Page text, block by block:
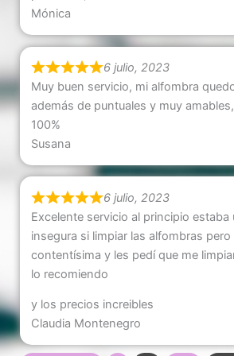
Mónica
6 julio, 2023
Muy buen servicio, mi alfombra
además de puntuales y muy
100%
Susana
6 julio, 2023
Excelente servicio al principio estaba
insegura si limpiar las alfombras
contentísima y les pedí que me
lo recomiendo
y los precios increibles
Claudia Montenegro